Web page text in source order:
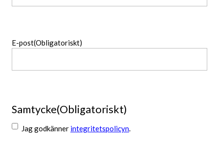
E-post(Obligatoriskt)
Samtycke(Obligatoriskt)
Jag godkänner integritetspolicyn.